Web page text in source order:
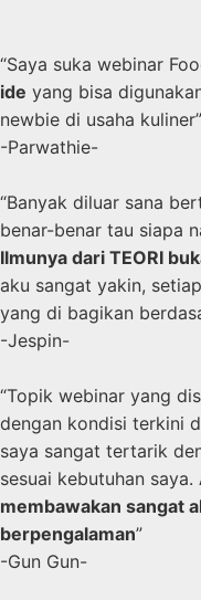
“Saya suka webinar
ide yang bisa
newbie di usaha kuliner”
-Parwathie-
“Banyak diluar sana
benar-benar tau siapa
Ilmunya dari TEORI
aku sangat yakin,
yang di bagikan
-Jespin-
“Topik webinar yang
dengan kondisi terkini
saya sangat tertarik
sesuai kebutuhan saya.
membawakan sangat
berpengalaman”
-Gun Gun-